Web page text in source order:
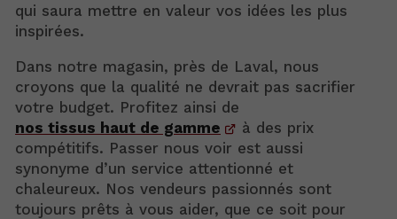
qui saura mettre en valeur vos idées les plus
inspirées.
Dans notre magasin, près de Laval, nous
croyons que la qualité ne devrait pas sacrifier
votre budget. Profitez ainsi de
nos tissus haut de gamme
à des prix
compétitifs. Passer nous voir est aussi
synonyme d’un service attentionné et
chaleureux. Nos vendeurs passionnés sont
toujours prêts à vous aider, que ce soit pour